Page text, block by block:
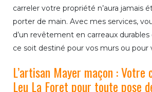
carreler votre propriété n’aura jamais
porter de main. Avec mes services,
d’un revêtement en carreaux
ce soit destiné pour vos murs ou pour
L’artisan Mayer maçon :
Leu La Foret pour toute pose